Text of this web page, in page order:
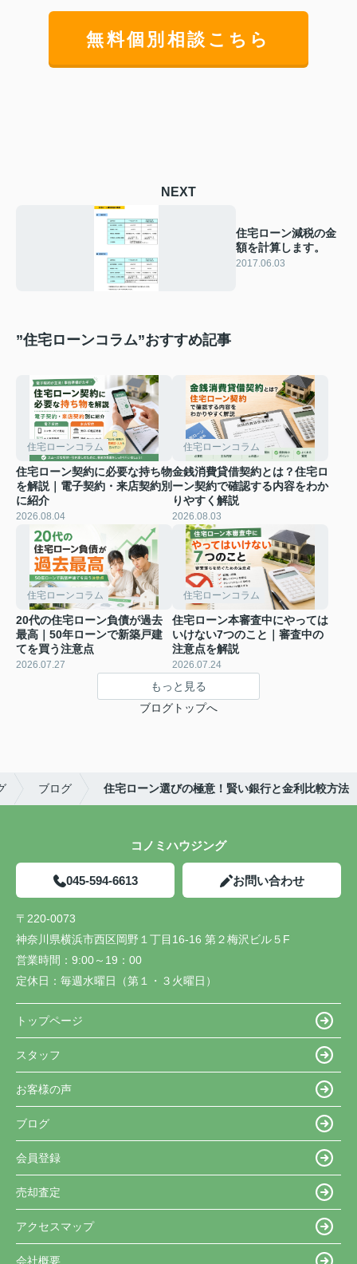
無料個別相談こちら
NEXT
住宅ローン減税の金
額を計算します。
2017.06.03
”住宅ローンコラム”おすすめ記事
住宅ローンコラム
住宅ローン契約に必要な持ち物
を解説｜電子契約・来店契約別
に紹介
2026.08.04
住宅ローンコラム
金銭消費貸借契約とは？住宅ロ
ーン契約で確認する内容をわか
りやすく解説
2026.08.03
住宅ローンコラム
20代の住宅ローン負債が過去
最高｜50年ローンで新築戸建
てを買う注意点
2026.07.27
住宅ローンコラム
住宅ローン本審査中にやっては
いけない7つのこと｜審査中の
注意点を解説
2026.07.24
もっと見る
ブログトップへ
ブログ 住宅ローン選びの極意！賢い銀行と金利比較方法
コノミハウジング
045-594-6613 お問い合わせ
〒220-0073
神奈川県横浜市西区岡野１丁目16-16 第２梅沢ビル５F
営業時間： 9:00～19：00
定休日： 毎週水曜日（第１・３火曜日）
トップページ
スタッフ
お客様の声
ブログ
会員登録
売却査定
アクセスマップ
会社概要